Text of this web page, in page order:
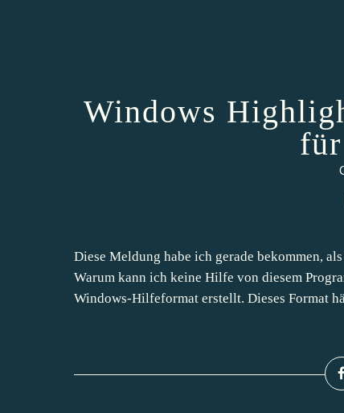
Windows
Diese Meldung habe ich gerade bekommen,
Warum kann ich keine Hilfe von diesem
Windows-Hilfeformat erstellt. Dieses Format